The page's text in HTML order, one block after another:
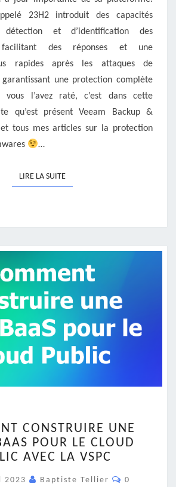
23H2 introduit des capacités
et d’identification des
facilitant des réponses et une
rapides après les attaques de
une protection complète
vous l’avez raté, c’est dans cette
qu’est présent Veeam Backup &
tous mes articles sur la protection
…
LIRE LA SUITELIRE LA SUITE
CONSTRUIRE
UNE
OFFRE
POUR
CONSTRUIRE UNE
POUR LE CLOUD
AVEC LA VSPC
2023 Baptiste Tellier
0